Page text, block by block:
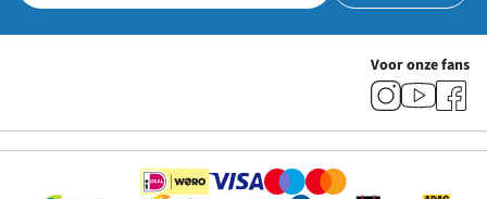
Voor onze fans